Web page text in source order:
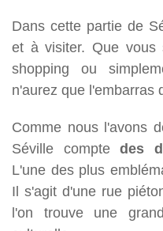
Dans cette partie de
et à visiter. Que vous
shopping ou
n'aurez que l'embarras
Comme nous l'avons
Séville compte des
L'une des plus
Il s'agit d'une rue
l'on trouve une